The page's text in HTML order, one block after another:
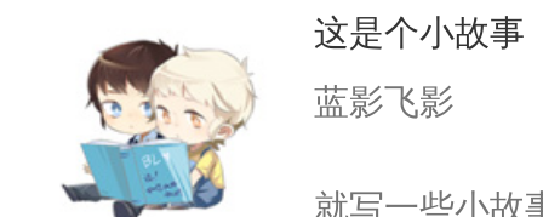
刍狗。郁生盗
返过去，使人
面对这七世，
这是个小故事
蓝影飞影
就写一些小故